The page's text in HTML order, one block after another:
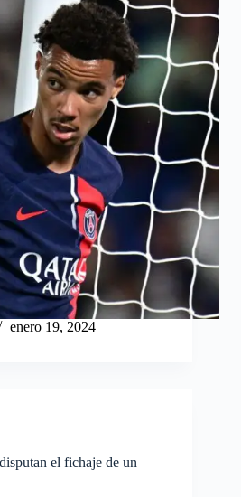
enero 19, 2024
el fichaje de un